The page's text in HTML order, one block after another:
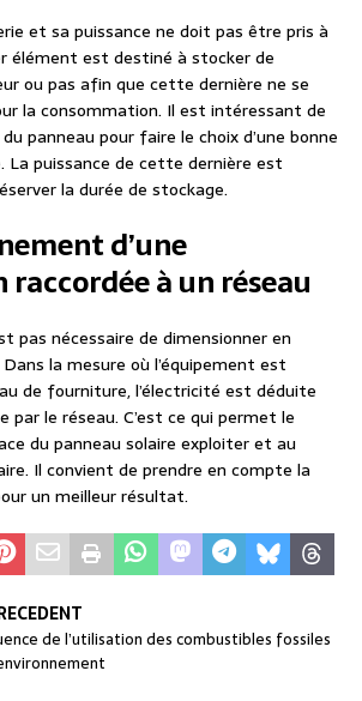
et sa puissance ne doit pas être pris à
élément est destiné à stocker de
ou pas afin que cette dernière ne se
la consommation. Il est intéressant de
panneau pour faire le choix d’une bonne
La puissance de cette dernière est
la durée de stockage.
d’une
à un réseau
pas nécessaire de dimensionner en
la mesure où l’équipement est
de fourniture, l’électricité est déduite
par le réseau. C’est ce qui permet le
du panneau solaire exploiter et au
Il convient de prendre en compte la
un meilleur résultat.
de l’utilisation des combustibles fossiles